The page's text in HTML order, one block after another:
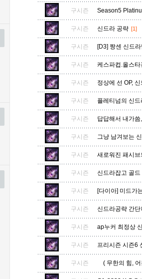
질리언
카이사 카직스 카타리나
크산테 클레드
트리스타나
하이머딩거 헤카림 흐웨이
구시즌 Season5
구시즌 신드라 공략 [1]
구시즌 [D3] 짱센 신드라
구시즌 케스파컵.올스
구시즌
정상에 선 OP,
구시즌
플레티넘의 신
구시즌
답답해서 내가
구시즌
그냥 남겨보는
구시즌 새로워진 패시
구시즌 신드라잡고 골
구시즌 [다이아] 미드가
구시즌 신드라공략 간
구시즌 ap누커 최정상
구시즌 프리시즌 시즌6
구시즌 ( 무한의 힘, 어